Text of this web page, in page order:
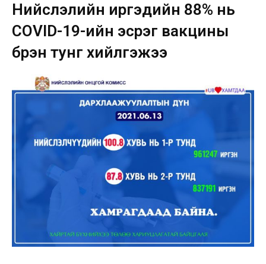
Нийслэлийн иргэдийн 88% нь
COVID-19-ийн эсрэг вакцины
бүрэн тунг хийлгэжээ